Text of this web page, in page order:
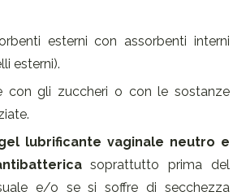
esterni con assorbenti interni
esterni).
con gli zuccheri o con le sostanze
lubrificante vaginale neutro e
soprattutto prima del
e/o se si soffre di secchezza